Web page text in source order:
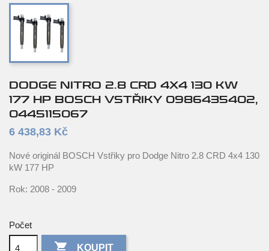
DODGE NITRO 2.8 CRD 4X4 130 KW
177 HP BOSCH VSTŘIKY 0986435402,
0445115067
6 438,83 Kč
Nové originál BOSCH Vstřiky pro Dodge Nitro 2.8 CRD 4x4 130
kW 177 HP
Rok: 2008 - 2009
Počet
 KOUPIT